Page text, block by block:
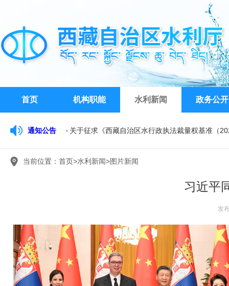
首页 机构职能 水利新闻 政务公开
通知公告 西藏自治区水文水资源勘测局关于公开比选公务
当前位置： 首页>水利新闻>图片新闻
习近平
发